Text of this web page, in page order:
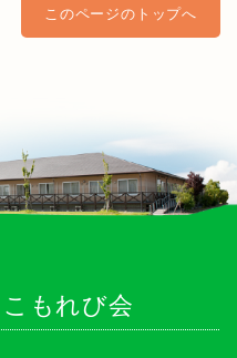
このページのトップへ
もれび会